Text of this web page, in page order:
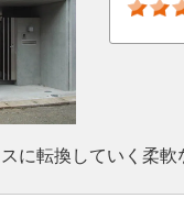
に転換していく柔